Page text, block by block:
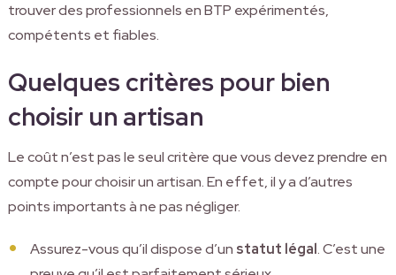
trouver des professionnels en BTP expérimentés,
compétents et fiables.
Quelques critères pour bien
choisir un artisan
Le coût n’est pas le seul critère que vous devez prendre en
compte pour choisir un artisan. En effet, il y a d’autres
points importants à ne pas négliger.
Assurez-vous qu’il dispose d’un statut légal. C’est une